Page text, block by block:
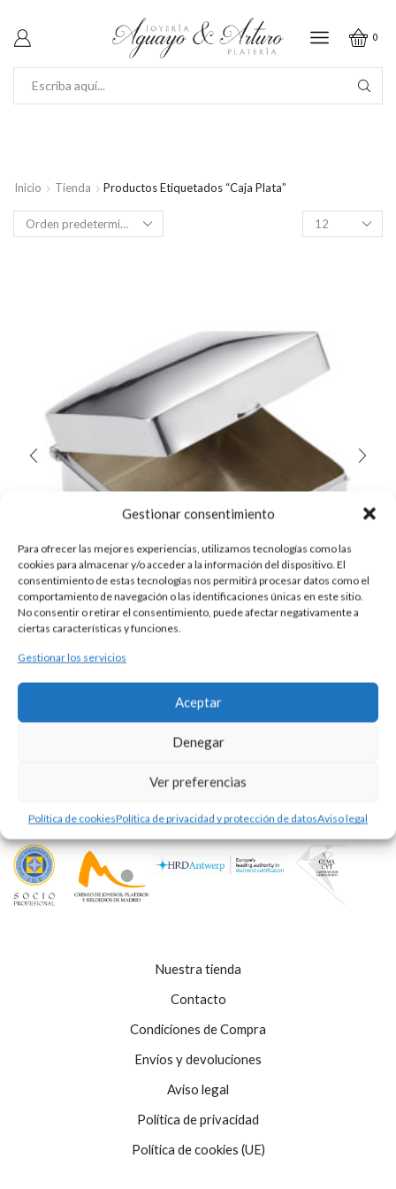
Gestionar consentimiento
Para ofrecer las mejores experiencias, utilizamos tecnologías como las
cookies para almacenar y/o acceder a la información del dispositivo. El
consentimiento de estas tecnologías nos permitirá procesar datos como el
comportamiento de navegación o las identificaciones únicas en este sitio.
No consentir o retirar el consentimiento, puede afectar negativamente a
ciertas características y funciones.
Gestionar los servicios
Aceptar
Denegar
Ver preferencias
Política de cookiesPolítica de privacidad y protección de datosAviso legal
0
Inicio Tienda Productos Etiquetados “Caja Plata”
Productos
por
CAJA DE ARRAS PLATA
Caja lisa para arras realizada en plata de medidas 4,00 x 4,00 x 2,5
Nuestra tienda
Contacto
Condiciones de Compra
Envíos y devoluciones
Aviso legal
Política de privacidad
Política de cookies (UE)